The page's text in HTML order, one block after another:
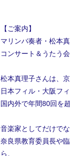
【ご案内】
マリンバ奏者・松本
コンサート＆うたう
松本真理子さんは、
日本フィル・大阪フ
国内外で年間80回を
音楽家としてだけで
奈良県教育委員長や
ら、